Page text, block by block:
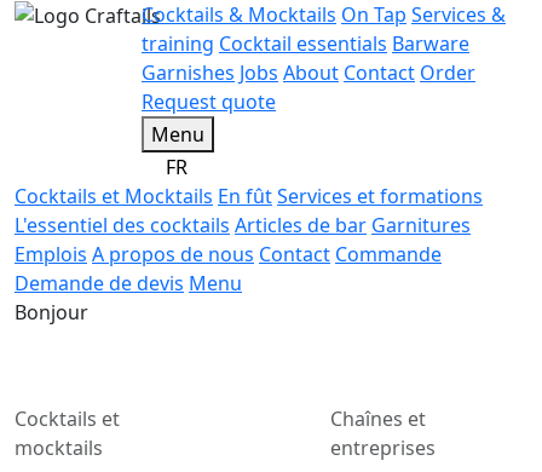
Cocktails & Mocktails On Tap Services &
training Cocktail essentials Barware
Garnishes Jobs About Contact Order
Request quote
Menu
FR
Cocktails et Mocktails En fûtServices et formations
L'essentiel des cocktails Articles de bar Garnitures
Emplois A propos de nous Contact Commande
Demande de devis Menu
Bonjour
Cocktails et
mocktails
Chaînes et
entreprises